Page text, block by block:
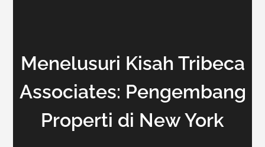
Menelusuri Kisah Tribeca
Associates: Pengembang
Properti di New York